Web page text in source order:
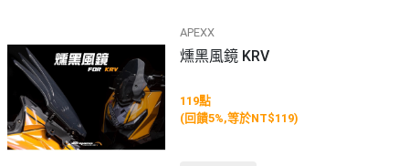
APEXX
燻黑風鏡 KRV
119點
(回饋5%,等於NT$119)